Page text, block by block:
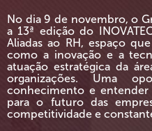
No dia 9 de novembro, o
a 13ª edição do
Aliadas ao RH, espaço
como a inovação e a
atuação estratégica da
organizações. Uma
conhecimento e entender
para o futuro das
competitividade e